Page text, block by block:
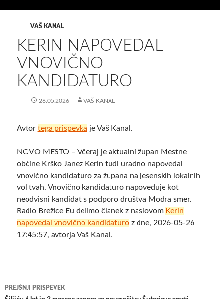
VAŠ KANAL
KERIN NAPOVEDAL
VNOVIČNO
KANDIDATURO
26.05.2026 VAŠ KANAL
Avtor tega prispevka je Vaš Kanal.
NOVO MESTO – Včeraj je aktualni župan Mestne
občine Krško Janez Kerin tudi uradno napovedal
vnovično kandidaturo za župana na jesenskih lokalnih
volitvah. Vnovično kandidaturo napoveduje kot
neodvisni kandidat s podporo društva Modra smer.
Radio Brežice Eu delimo članek z naslovom Kerin
napovedal vnovično kandidaturoz dne, 2026-05-26
17:45:57, avtorja Vaš Kanal.
Krmarjenje
PREJŠNJI PRISPEVEK